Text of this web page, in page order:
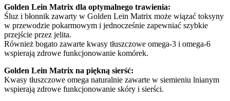
Golden Lein Matrix dla optymalnego trawienia:
Śluz i błonnik zawarty w Golden Lein Matrix może wiązać toksyny
w przewodzie pokarmowym i jednocześnie zapewniać szybkie
przejście przez jelita.
Również bogato zawarte kwasy tłuszczowe omega-3 i omega-6
wspierają zdrowe funkcjonowanie komórek.
Golden Lein Matrix na piękną sierść:
Kwasy tłuszczowe omega naturalnie zawarte w siemieniu lnianym
wspierają zdrowe funkcjonowanie skóry i sierści.